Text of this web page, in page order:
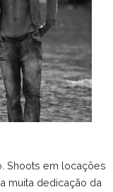
Shoots em locações
muita dedicação da